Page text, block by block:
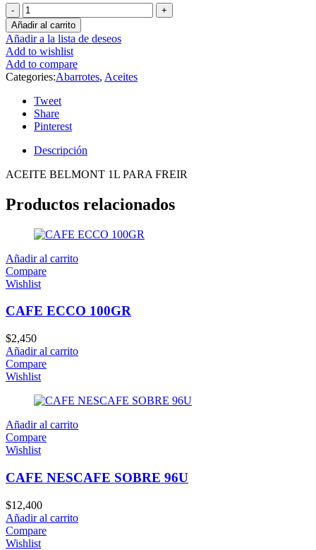
Añadir al carrito
Añadir a la lista de deseos
Add to wishlist
Add to compare
Categories:Abarrotes, Aceites
Tweet
Share
Pinterest
Descripción
ACEITE BELMONT 1L PARA FREIR
Productos relacionados
Añadir al carrito
Compare
Wishlist
CAFE ECCO 100GR
$2,450
Añadir al carrito
Compare
Wishlist
Añadir al carrito
Compare
Wishlist
CAFE NESCAFE SOBRE 96U
$12,400
Añadir al carrito
Compare
Wishlist